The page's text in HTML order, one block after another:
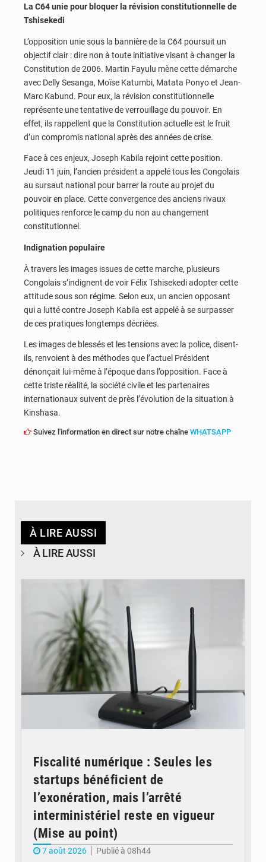
La C64 unie pour bloquer la révision constitutionnelle de
Tshisekedi
L’opposition unie sous la bannière de la C64 poursuit un
objectif clair : dire non à toute initiative visant à changer la
Constitution de 2006. Martin Fayulu mène cette démarche
avec Delly Sesanga, Moïse Katumbi, Matata Ponyo et Jean-
Marc Kabund. Pour eux, la révision constitutionnelle
représente une tentative de verrouillage du pouvoir. En
effet, ils rappellent que la Constitution actuelle est le fruit
d’un compromis national après des années de crise.
Face à ces enjeux, Joseph Kabila rejoint cette position.
Jeudi 11 juin, l’ancien président a appelé tous les Congolais
au sursaut national pour barrer la route au projet du
pouvoir en place. Cette convergence des anciens rivaux
politiques renforce le camp du non au changement
constitutionnel.
Indignation populaire
À travers les images issues de cette marche, plusieurs
Congolais s’indignent de voir Félix Tshisekedi adopter cette
attitude sous son régime. Selon eux, un ancien opposant
qui a lutté contre Joseph Kabila est appelé à se surpasser
de ces pratiques longtemps décriées.
Les images de blessés et les tensions avec la police, disent-
ils, renvoient à des méthodes que l’actuel Président
dénonçait lui-même à l’époque dans l’opposition. Face à
cette triste réalité, la société civile et les partenaires
internationaux suivent de près l’évolution de la situation à
Kinshasa.
Suivez l'information en direct sur notre chaîne WHATSAPP
À LIRE AUSSI
À LIRE AUSSI
Fiscalité numérique : Seules les
startups bénéficient de
l’exonération, mais l’arrêté
interministériel reste en vigueur
(Mise au point)
7 août 2026
Publié à 08h44